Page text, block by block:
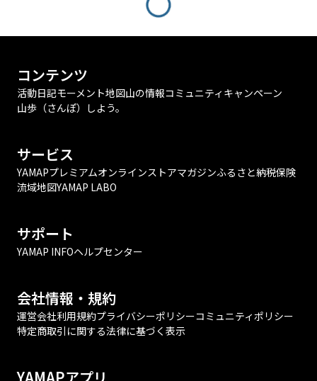
コンテンツ
活動日記モーメント地図山の情報コミュニティ キャンペーン
山歩（さんぽ）しよう。
サービス
YAMAPプレミアムオンラインストアマガジンふるさと納税保険
流域地図YAMAP LABO
サポート
YAMAP INFOヘルプセンター
会社情報・規約
運営会社利用規約プライバシーポリシーコミュニティポリシー
特定商取引に関する法律に基づく表示